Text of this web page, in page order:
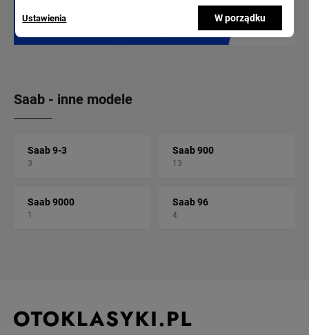
Saab - inne modele
Saab 9-3
3
Saab 900
13
Saab 9000
1
Saab 96
4
Ustawienia W porządku